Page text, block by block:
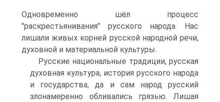
Одновременно шёл процесс
"раскрестьянивания" русского народа. Нас
лишали живых корней русской народной речи,
духовной и материальной культуры.
Русские национальные традиции, русская
духовная культура, история русского народа
и государства, да и сам народ русский
злонамеренно обливались грязью. Лишая